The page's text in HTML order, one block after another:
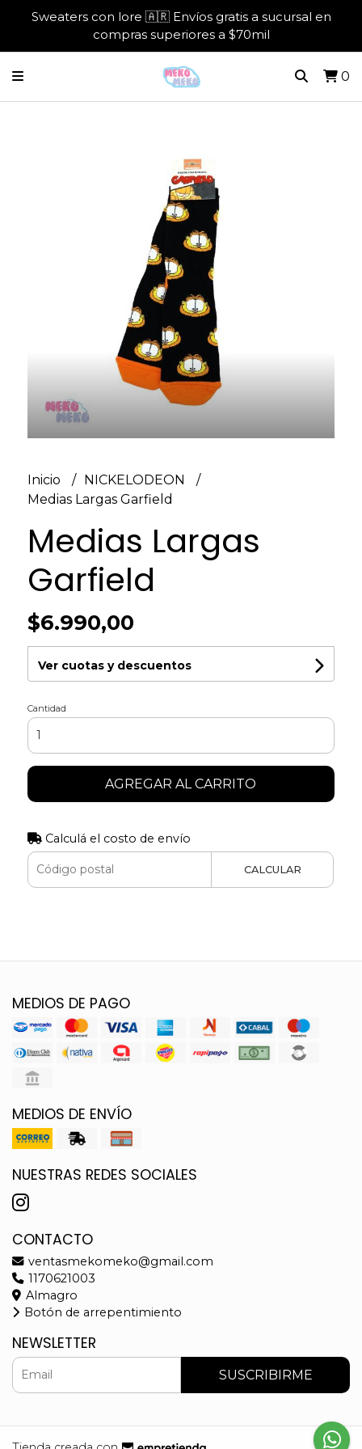
Sweaters con lore 🇦🇷 Envíos gratis a sucursal en
compras superiores a $70mil
0
Inicio
NICKELODEON
Medias Largas Garfield
Medias Largas
Garfield
$6.990,00
Ver cuotas y descuentos
Cantidad
AGREGAR AL CARRITO
Calculá el costo de envío
CALCULAR
MEDIOS DE PAGO
MEDIOS DE ENVÍO
NUESTRAS REDES SOCIALES
CONTACTO
ventasmekomeko@gmail.com
1170621003
Almagro
Botón de arrepentimiento
NEWSLETTER
SUSCRIBIRME